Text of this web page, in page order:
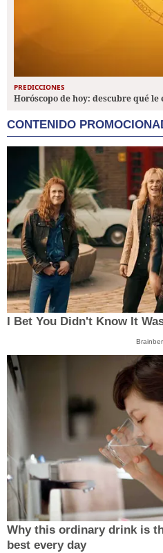
PREDICCIONES
Horóscopo de hoy: descubre qué le
CONTENIDO
I Bet You Didn't Know It
Why this ordinary drink is
best every day